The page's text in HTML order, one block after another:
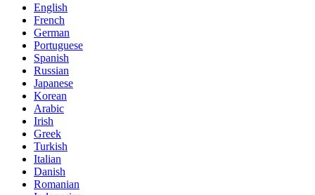
English
French
German
Portuguese
Spanish
Russian
Japanese
Korean
Arabic
Irish
Greek
Turkish
Italian
Danish
Romanian